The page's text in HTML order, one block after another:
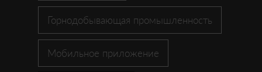
Горнодобывающая промышленность
Мобильное приложение